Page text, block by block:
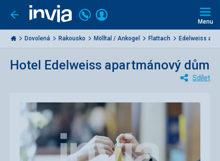
Jít
zpět
Invia.cz
Volejte
226
000
284
Přihlásit
Menu
Dovolená Rakousko Mölltal / Ankogel Flattach Edelweiss
Hotel Edelweiss apartmánový dům
Sdílet